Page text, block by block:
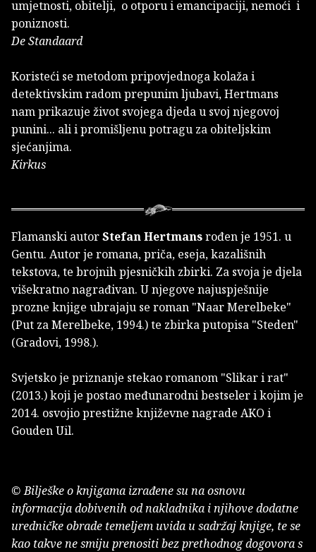
umjetnosti, obitelji, o otporu i emancipaciji, nemoći i
poniznosti.
De Standaard
Koristeći se metodom pripovjednoga kolaža i
detektivskim radom prepunim ljubavi, Hertmans
nam prikazuje život svojega djeda u svoj njegovoj
punini... ali i promišljenu potragu za obiteljskim
sjećanjima.
Kirkus
Flamanski autorStefan Hertmansrođen je 1951. u
Gentu. Autor je romana, priča, eseja, kazališnih
tekstova, te brojnih pjesničkih zbirki. Za svoja je djela
višekratno nagrađivan. U njegove najuspješnije
prozne knjige ubrajaju se roman "Naar Merelbeke"
(Put za Merelbeke, 1994.) te zbirka putopisa "Steden"
(Gradovi, 1998.).
Svjetsko je priznanje stekao romanom "Slikar i rat"
(2013.) koji je postao međunarodni bestseler i kojim je
2014. osvojio prestižne književne nagrade AKO i
Gouden Uil.
© Bilješke o knjigama izrađene su na osnovu
informacija dobivenih od nakladnika i njihove dodatne
uredničke obrade temeljem uvida u sadržaj knjige, te se
kao takve ne smiju prenositi bez prethodnog dogovora s